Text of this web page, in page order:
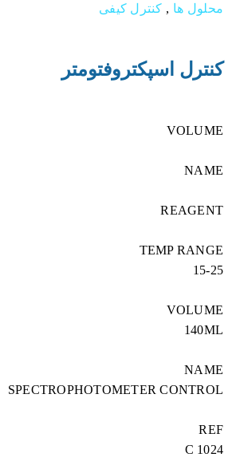
محلول ها ,کنترل کیفی
کنترل اسپکتروفتومتر
VOLUME
NAME
REAGENT
TEMP RANGE
15-25
VOLUME
140ML
NAME
SPECTROPHOTOMETER CONTROL
REF
C 1024